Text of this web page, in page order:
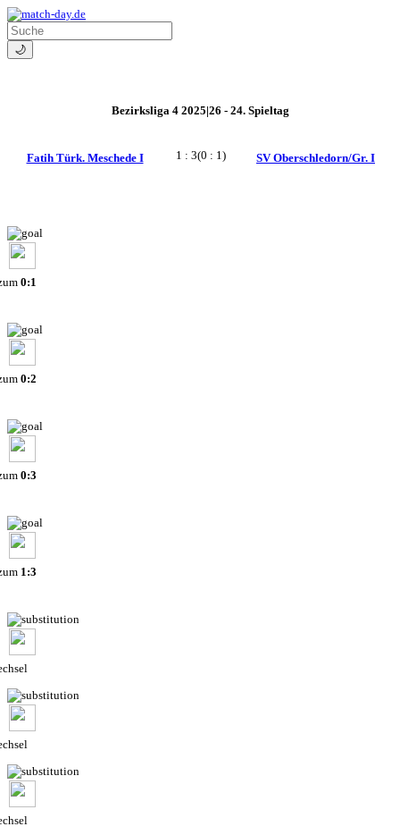
🌙
Bezirksliga 4 2025|26 - 24. Spieltag
Fatih Türk. Meschede I 1 : 3(0 : 1) SV Oberschledorn/Gr. I
0:1
0:2
0:3
1:3